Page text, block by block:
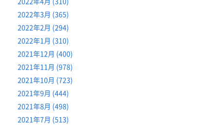
2022年3月 (365)
2022年2月 (294)
2022年1月 (310)
2021年12月 (400)
2021年11月 (978)
2021年10月 (723)
2021年9月 (444)
2021年8月 (498)
2021年7月 (513)